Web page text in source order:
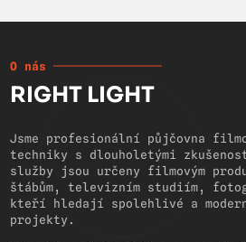
O nás
RIGHT LIGHT
Jsme profesionální půjčovna
techniky s dlouholetými
služby jsou určeny filmovým
štábům, televizním studiím,
kteří hledají spolehlivé a
projekty.